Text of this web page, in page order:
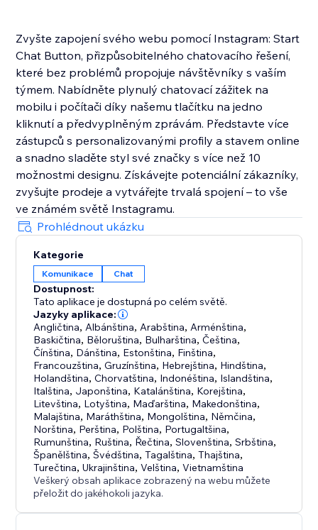
Zvyšte zapojení svého webu pomocí Instagram: Start
Chat Button, přizpůsobitelného chatovacího řešení,
které bez problémů propojuje návštěvníky s vaším
týmem. Nabídněte plynulý chatovací zážitek na
mobilu i počítači díky našemu tlačítku na jedno
kliknutí a předvyplněným zprávám. Představte více
zástupců s personalizovanými profily a stavem online
a snadno sladěte styl své značky s více než 10
možnostmi designu. Získávejte potenciální zákazníky,
zvyšujte prodeje a vytvářejte trvalá spojení – to vše
ve známém světě Instagramu.
Prohlédnout ukázku
Kategorie
Komunikace Chat
Dostupnost:
Tato aplikace je dostupná po celém světě.
Jazyky aplikace:
Angličtina, Albánština, Arabština, Arménština,
Baskičtina, Běloruština, Bulharština,Čeština,
Čínština, Dánština, Estonština, Finština,
Francouzština,Gruzínština, Hebrejština, Hindština,
Holandština,Chorvatština, Indonéština, Islandština,
Italština, Japonština, Katalánština, Korejština,
Litevština, Lotyština, Maďarština, Makedonština,
Malajština, Maráthština, Mongolština, Němčina,
Norština, Perština, Polština, Portugaltšina,
Rumunština, Ruština, Řečtina,Slovenština,Srbština,
Španělština,Švédština,Tagalština,Thajština,
Turečtina,Ukrajinština,Velština,Vietnamština
Veškerý obsah aplikace zobrazený na webu můžete
přeložit do jakéhokoli jazyka.